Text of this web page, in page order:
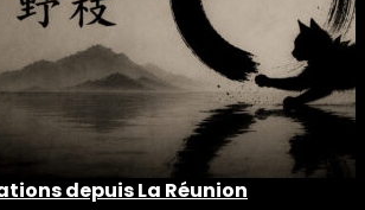
depuis La Réunion